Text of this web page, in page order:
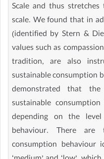
Scale and thus
scale. We found that in
(identified by Stern &
values such as
tradition, are also
sustainable consumption
demonstrated that
sustainable
depending on the
behaviour. There are
consumption behaviour